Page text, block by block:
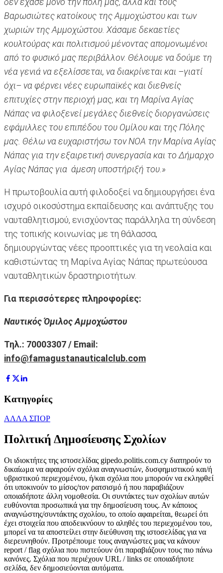
Βαρωσιώτες κατοίκους της Αμμοχώστου και των
χωριών της Αμμοχώστου. Χάσαμε δεκαετίες
κουλτούρας και πολιτισμού μένοντας απομονωμένοι
από το φυσικό μας περιβάλλον. Θέλουμε να δούμε τη
νέα γενιά να εξελίσσεται, να διακρίνεται και –γιατί
όχι– να φέρνει νέες ευρωπαϊκές και διεθνείς
επιτυχίες στην περιοχή μας, και τη Μαρίνα Αγίας
Νάπας να φιλοξενεί μεγάλες διεθνείς διοργανώσεις
εφάμιλλες του επιπέδου του Ομίλου και της Πόλης
μας. Θέλω να ευχαριστήσω τον ΝΟΑ την Μαρίνα Αγίας
Νάπας για την εξαιρετική συνεργασία και το Δήμαρχο
Αγίας Νάπας για άμεση υποστήριξή του.»
Η πρωτοβουλία αυτή φιλοδοξεί να δημιουργήσει ένα
ισχυρό οικοσύστημα εκπαίδευσης και ανάπτυξης του
ναυταθλητισμού, ενισχύοντας παράλληλα τη σύνδεση
της τοπικής κοινωνίας με τη θάλασσα,
δημιουργώντας νέες προοπτικές για τη νεολαία και
καθιστώντας τη Μαρίνα Αγίας Νάπας πρωτεύουσα
ναυταθλητικών δραστηριοτήτων.
Για περισσότερες πληροφορίες:
Ναυτικός ΌμιλοςAμμοχώστου
Τηλ.: 70003307 / Email :
info@famagustanauticalclub.com
Κατηγορίες
ΑΛΛΑ ΣΠΟΡ
Πολιτική Δημοσίευσης Σχολίων
Οι ιδιοκτήτες της ιστοσελίδας gipedo.politis.com.cy διατηρούν το
δικαίωμα να αφαιρούν σχόλια αναγνωστών, δυσφημιστικού και/ή
υβριστικού περιεχομένου, ή/και σχόλια που μπορούν να εκληφθεί
ότι υποκινούν το μίσος/τον ρατσισμό ή που παραβιάζουν
οποιαδήποτε άλλη νομοθεσία. Οι συντάκτες των σχολίων αυτών
ευθύνονται προσωπικά για την δημοσίευση τους. Αν κάποιος
αναγνώστης/συντάκτης σχολίου, το οποίο αφαιρείται, θεωρεί ότι
έχει στοιχεία που αποδεικνύουν το αληθές του περιεχομένου του,
μπορεί να τα αποστείλει στην διεύθυνση της ιστοσελίδας για να
διερευνηθούν. Προτρέπουμε τους αναγνώστες μας να κάνουν
report / flag σχόλια που πιστεύουν ότι παραβιάζουν τους πιο πάνω
κανόνες. Σχόλια που περιέχουν URL / links σε οποιαδήποτε
σελίδα, δεν δημοσιεύονται αυτόματα.